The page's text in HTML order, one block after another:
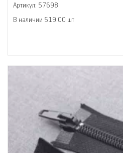
Артикул: 57698
В наличии 519.00 шт